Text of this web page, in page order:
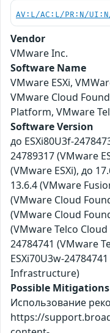
AV:L/AC:L/PR:N/
Vendor
VMware Inc.
Software Name
VMware ESXi,
VMware Cloud
Platform, VMware
Software Version
до ESXi80U3f-
24789317 (VMware
(VMware ESXi), до
13.6.4 (VMware
(VMware Cloud
(VMware Cloud
(VMware Telco
24784741 (VMware
ESXi70U3w-
Infrastructure)
Possible Mitigations
Использование
https://